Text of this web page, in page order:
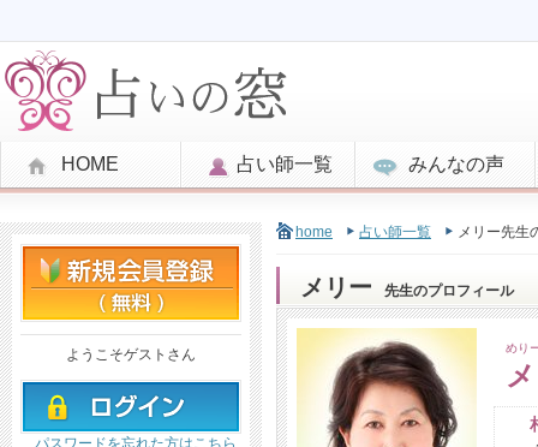
HOME 占い師一覧 みんなの声
ようこそゲストさん
パスワードを忘れた方はこちら
home 占い師一覧 メリー先生
メリー 先生のプロフィール
めり